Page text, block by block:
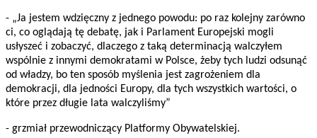
- „Ja jestem wdzięczny z jednego powodu: po raz kolejny zarówno
ci, co oglądają tę debatę, jak i Parlament Europejski mogli
usłyszeć i zobaczyć, dlaczego z taką determinacją walczyłem
wspólnie z innymi demokratami w Polsce, żeby tych ludzi odsunąć
od władzy, bo ten sposób myślenia jest zagrożeniem dla
demokracji, dla jedności Europy, dla tych wszystkich wartości, o
które przez długie lata walczyliśmy”
- grzmiał przewodniczący Platformy Obywatelskiej.